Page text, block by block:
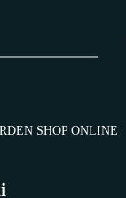
SHOP ONLINE